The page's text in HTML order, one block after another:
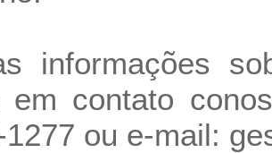
informações
em contato
1277 ou e-mail: